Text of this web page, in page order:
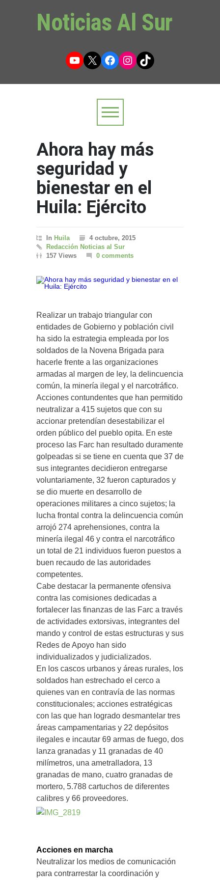
Noticias Al Sur
YouTube
X Facebook
Instagram
TikTok
Ahora hay más
seguridad y
bienestar en el
Huila: Ejército
In Huila
4 octubre, 2015
Redacción Noticias al Sur
157 Views
0 comments
Realizar un trabajo triangular con
entidades de Gobierno y población civil
ha sido la estrategia empleada por los
soldados de la Novena Brigada para
hacerle frente a las organizaciones
armadas al margen de ley, la delincuencia
común, la minería ilegal y el narcotráfico.
Acciones contundentes que han permitido
neutralizar a 415 sujetos que con su
accionar pretendían desestabilizar el
orden público del pueblo opita. En este
proceso las Farc han resultado duramente
golpeadas si se tiene en cuenta que 37 de
sus integrantes decidieron entregarse
voluntariamente, 32 fueron capturados y
se dio muerte en desarrollo de
operaciones militares a cinco sujetos; la
lucha frontal contra la delincuencia común
arrojó 274 aprehensiones, contra la
minería ilegal 46 y contra el narcotráfico
un total de 21 individuos fueron puestos a
buen recaudo de las autoridades
competentes.
Cabe destacar la permanente ofensiva
contra las comisiones dedicadas a
fortalecer las finanzas de las Farc a través
de actividades extorsivas, integrantes del
mando y control de estas estructuras y sus
Redes de Apoyo han sido
individualizados y judicializados.
En los cascos urbanos y áreas rurales, los
soldados han estrechado el cerco a
quienes van en contravía de las normas
constitucionales; acciones estratégicas
con las que han logrado desmantelar tres
áreas campamentarias y 22 depósitos
ilegales e incautar 69 armas de fuego, dos
lanza granadas y 11 granadas de 40
milímetros, una ametralladora, 13
granadas de mano, cuatro granadas de
mortero, 5.788 cartuchos de diferentes
calibres y 66 proveedores.
Acciones en marcha
Neutralizar los medios de comunicación
para contrarrestar la coordinación y